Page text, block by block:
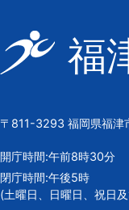
福
津
市
章
福
〒811-3293 福岡県福津
開庁時間:午前8時30分
閉庁時間:午後5時
(土曜日、日曜日、祝日